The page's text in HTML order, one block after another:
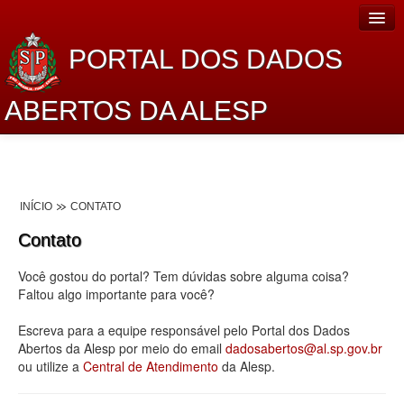
PORTAL DOS DADOS
ABERTOS DA ALESP
Lei de Acesso à Informação
Dados Governamentais Abertos
Planejamento
Catálogo de dados
INÍCIO CONTATO
Contato
Você gostou do portal? Tem dúvidas sobre alguma coisa?
Faltou algo importante para você?
Escreva para a equipe responsável pelo Portal dos Dados
Abertos da Alesp por meio do email dadosabertos@al.sp.gov.br
ou utilize a Central de Atendimento da Alesp.